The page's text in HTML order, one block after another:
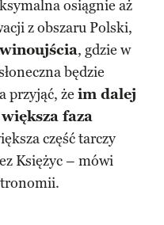
osiągnie aż
z obszaru Polski,
, gdzie w
będzie
przyjąć, że im dalej
faza
część tarczy
Księżyc – mówi